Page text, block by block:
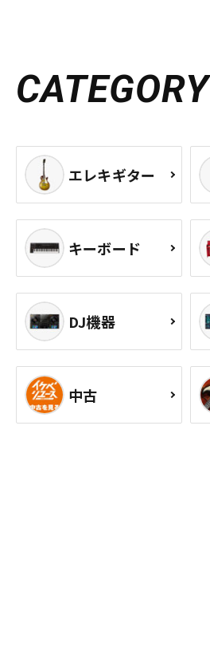
CATEGORY
エレキギター
キーボード
DJ機器
中古